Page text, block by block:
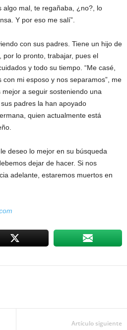
algo mal, te regañaba, ¿no?, lo
Y por eso me salí”.
con sus padres. Tiene un hijo de
por lo pronto, trabajar, pues el
y todo su tiempo. “Me casé,
mi esposo y nos separamos”, me
a seguir sosteniendo una
padres la han apoyado
quien actualmente está
deseo lo mejor en su búsqueda
dejar de hacer. Si nos
adelante, estaremos muertos en
Artículo siguiente